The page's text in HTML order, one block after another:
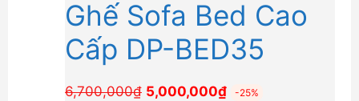
Ghế Sofa Bed Cao
Cấp DP-BED35
6,700,000₫ Giá
5,000,000₫Giá
-25%